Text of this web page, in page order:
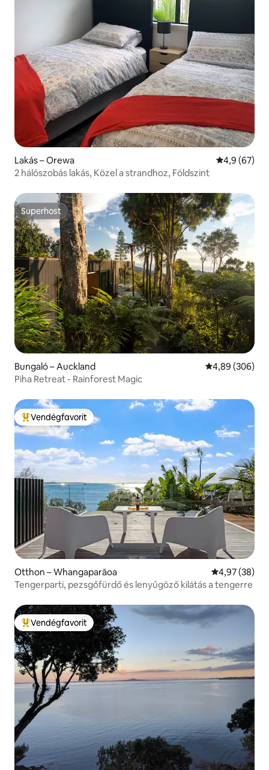
Lakás – Orewa Átlagos
4,9 (67)
2 hálószobás lakás, Közel a strandhoz, Földszint
Superhost
Superhost
Bungaló – Auckland Átlagos
4,89 (306)
Piha Retreat - Rainforest Magic
Kiemelt vendégfavorit
Vendégfavorit
Otthon – Whangaparāoa Átlagos
4,97 (38)
Tengerparti, pezsgőfürdő és lenyűgöző kilátás a tengerre
Kiemelt vendégfavorit
Vendégfavorit